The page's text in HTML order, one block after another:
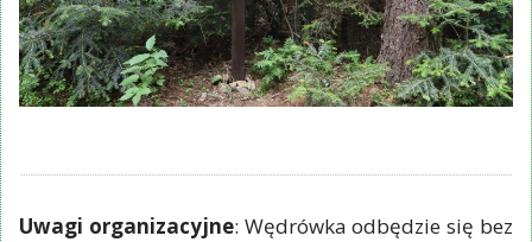
Uwagi organizacyjne: Wędrówka odbędzie się bez